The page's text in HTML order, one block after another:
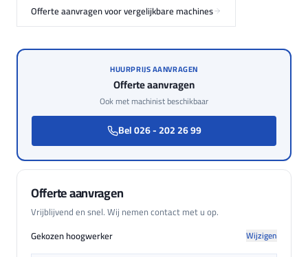
Offerte aanvragen voor vergelijkbare machines
HUURPRIJS AANVRAGEN
Offerte aanvragen
Ook met machinist beschikbaar
Bel 026 - 202 26 99
Offerte aanvragen
Vrijblijvend en snel. Wij nemen contact met u op.
Gekozen hoogwerker
Wijzigen